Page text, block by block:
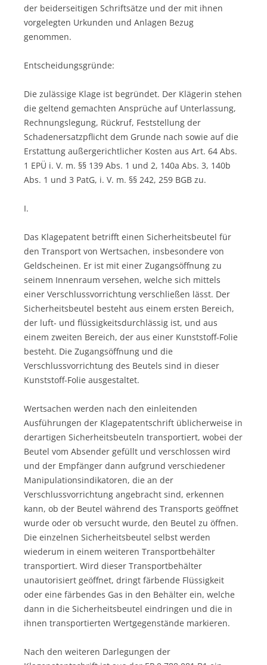
der beiderseitigen Schriftsätze und der mit ihnen
vorgelegten Urkunden und Anlagen Bezug
genommen.
Entscheidungsgründe:
Die zulässige Klage ist begründet. Der Klägerin stehen
die geltend gemachten Ansprüche auf Unterlassung,
Rechnungslegung, Rückruf, Feststellung der
Schadenersatzpflicht dem Grunde nach sowie auf die
Erstattung außergerichtlicher Kosten aus Art. 64 Abs.
1 EPÜ i. V. m. §§ 139 Abs. 1 und 2, 140a Abs. 3, 140b
Abs. 1 und 3 PatG, i. V. m. §§ 242, 259 BGB zu.
I.
Das Klagepatent betrifft einen Sicherheitsbeutel für
den Transport von Wertsachen, insbesondere von
Geldscheinen. Er ist mit einer Zugangsöffnung zu
seinem Innenraum versehen, welche sich mittels
einer Verschlussvorrichtung verschließen lässt. Der
Sicherheitsbeutel besteht aus einem ersten Bereich,
der luft- und flüssigkeitsdurchlässig ist, und aus
einem zweiten Bereich, der aus einer Kunststoff-Folie
besteht. Die Zugangsöffnung und die
Verschlussvorrichtung des Beutels sind in dieser
Kunststoff-Folie ausgestaltet.
Wertsachen werden nach den einleitenden
Ausführungen der Klagepatentschrift üblicherweise in
derartigen Sicherheitsbeuteln transportiert, wobei der
Beutel vom Absender gefüllt und verschlossen wird
und der Empfänger dann aufgrund verschiedener
Manipulationsindikatoren, die an der
Verschlussvorrichtung angebracht sind, erkennen
kann, ob der Beutel während des Transports geöffnet
wurde oder ob versucht wurde, den Beutel zu öffnen.
Die einzelnen Sicherheitsbeutel selbst werden
wiederum in einem weiteren Transportbehälter
transportiert. Wird dieser Transportbehälter
unautorisiert geöffnet, dringt färbende Flüssigkeit
oder eine färbendes Gas in den Behälter ein, welche
dann in die Sicherheitsbeutel eindringen und die in
ihnen transportierten Wertgegenstände markieren.
Nach den weiteren Darlegungen der